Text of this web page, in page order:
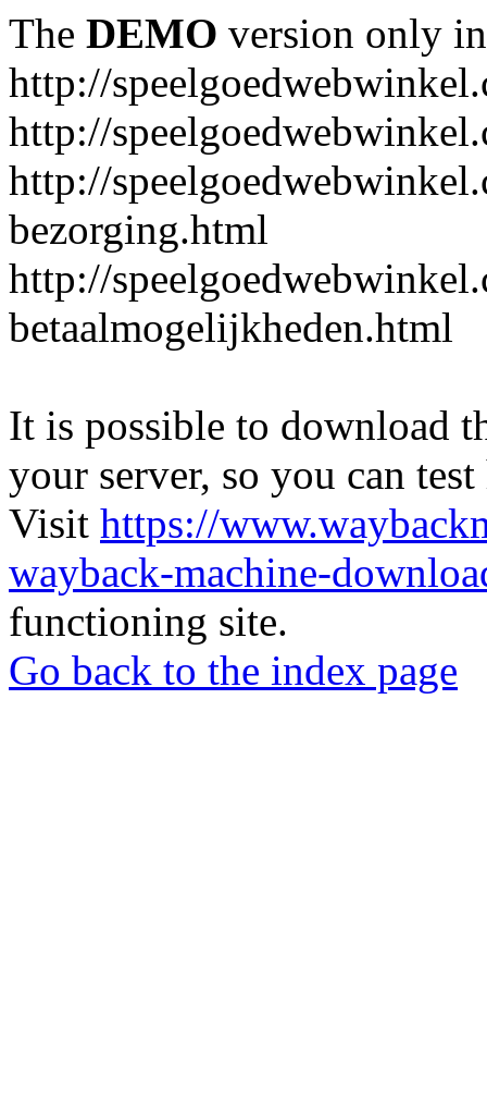
The DEMO version only
http://
http://
http://
bezorging.html
http://
betaalmogelijkheden.html
It is possible to download
your server, so you can
Visit https://
wayback-machine-
functioning site.
Go back to the index page